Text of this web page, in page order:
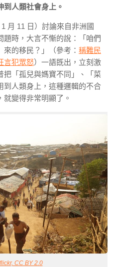
到人類社會身上。
月 11 日）討論來自非洲國
題時，大言不慚的說：「咱們
的移民？」（參考： 稱難民
言犯眾怒）一語既出，立刻激
把「孤兒與媽寶不同」、「菜
到人類身上，這種邏輯的不合
變得非常明顯了。
flickr, CC BY 2.0